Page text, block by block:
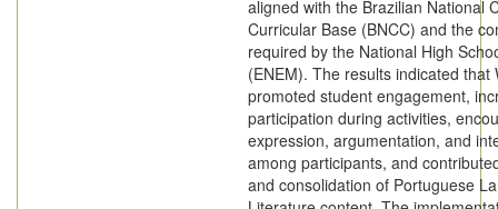
aligned with the Brazilian National
Curricular Base (BNCC) and the
required by the National High
(ENEM). The results indicated that
promoted student engagement,
participation during activities,
expression, argumentation, and
among participants, and
and consolidation of Portuguese